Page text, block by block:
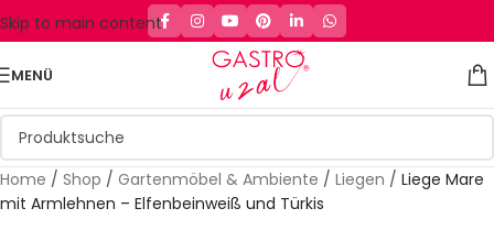
Skip to main content
MENÜ
Home / Shop / Gartenmöbel & Ambiente / Liegen / Liege Mare
mit Armlehnen – Elfenbeinweiß und Türkis